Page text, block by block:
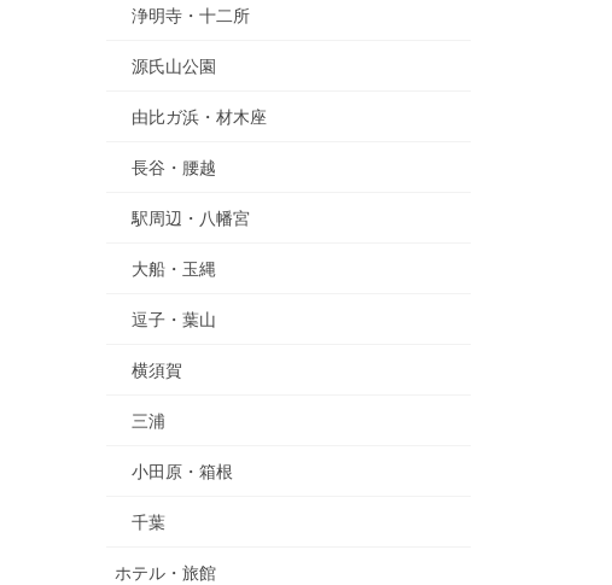
浄明寺・十二所
源氏山公園
由比ガ浜・材木座
長谷・腰越
駅周辺・八幡宮
大船・玉縄
逗子・葉山
横須賀
三浦
小田原・箱根
千葉
ホテル・旅館